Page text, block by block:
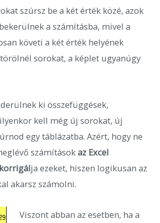
szúrsz be a két érték közé, azok
a számításba, mivel a
követi a két érték helyének
sorokat, a képlet ugyanúgy
ki összefüggések,
kell még új sorokat, új
egy táblázatba. Azért, hogy ne
számításokaz Excel
ja ezeket, hiszen logikusan az
akarsz számolni.
Viszont abban az esetben, ha a